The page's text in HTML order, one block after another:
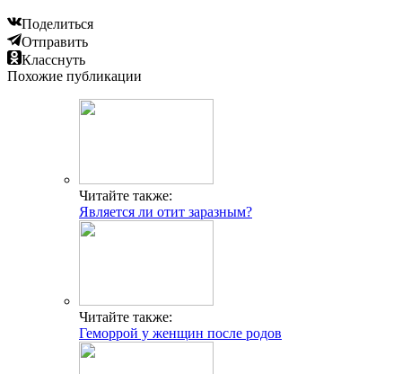
Поделиться
Отправить
Класснуть
Похожие публикации
Читайте также:
Является ли отит заразным?
Читайте также:
Геморрой у женщин после родов